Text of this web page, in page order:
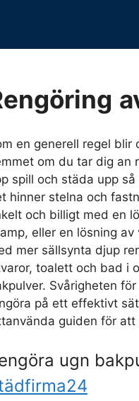
en generell regel
om du tar dig an
spill och städa upp
hinner stelna och
och billigt med en
eller en lösning
mer sällsynta djup
toalett och bad i
Svårigheten
på ett effektivt
guiden för
ugn